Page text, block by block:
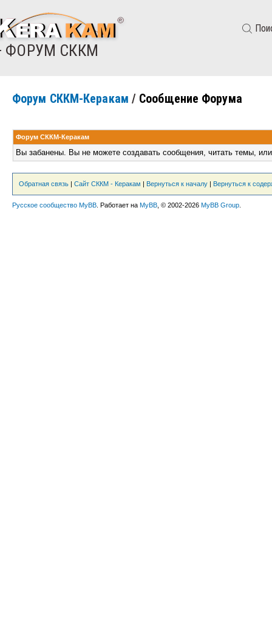
ФОРУМ СККМ
Форум СККМ-Керакам / Сообщение Форума
Форум СККМ-Керакам
Вы забанены. Вы не можете создавать сообщения, читать темы,
Обратная связь | Сайт СККМ - Керакам | Вернуться к началу | Вернуться к
Русское сообщество MyBB . Работает на MyBB , © 2002-2026 MyBB Group